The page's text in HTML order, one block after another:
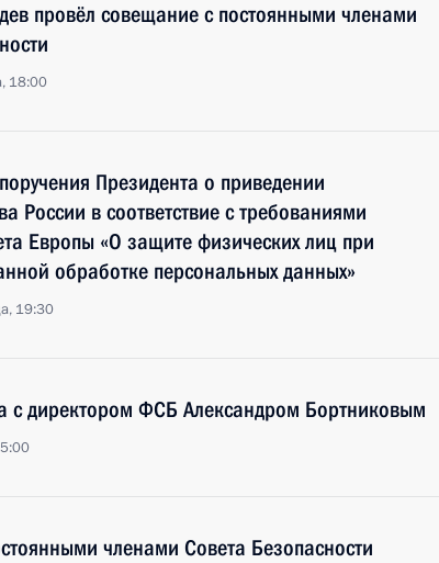
провёл совещание с постоянными членами
18:00
Президента о приведении
России в соответствие с требованиями
Европы «О защите физических лиц при
обработке персональных данных»
19:30
с директором ФСБ Александром Бортниковым
членами Совета Безопасности